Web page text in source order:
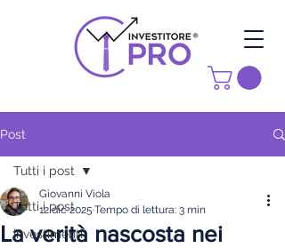
Post
Tutti i post
investimenti
Tutti i post
La verità nascosta nei
Giovanni Viola
12 dic 2025 Tempo di lettura: 3 min